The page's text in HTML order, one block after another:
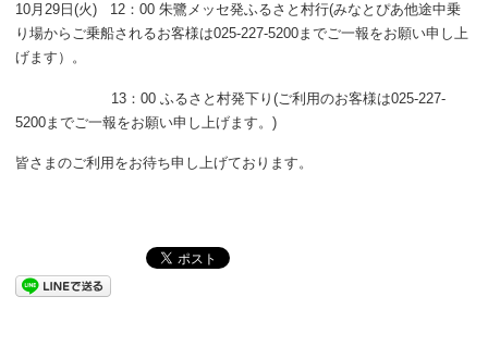
10月29日(火) 12：00 朱鷺メッセ発ふるさと村行(みなとぴあ他途中乗
り場からご乗船されるお客様は025-227-5200までご一報をお願い申し上
げます）。
13：00 ふるさと村発下り(ご利用のお客様は025-227-
5200までご一報をお願い申し上げます。)
皆さまのご利用をお待ち申し上げております。